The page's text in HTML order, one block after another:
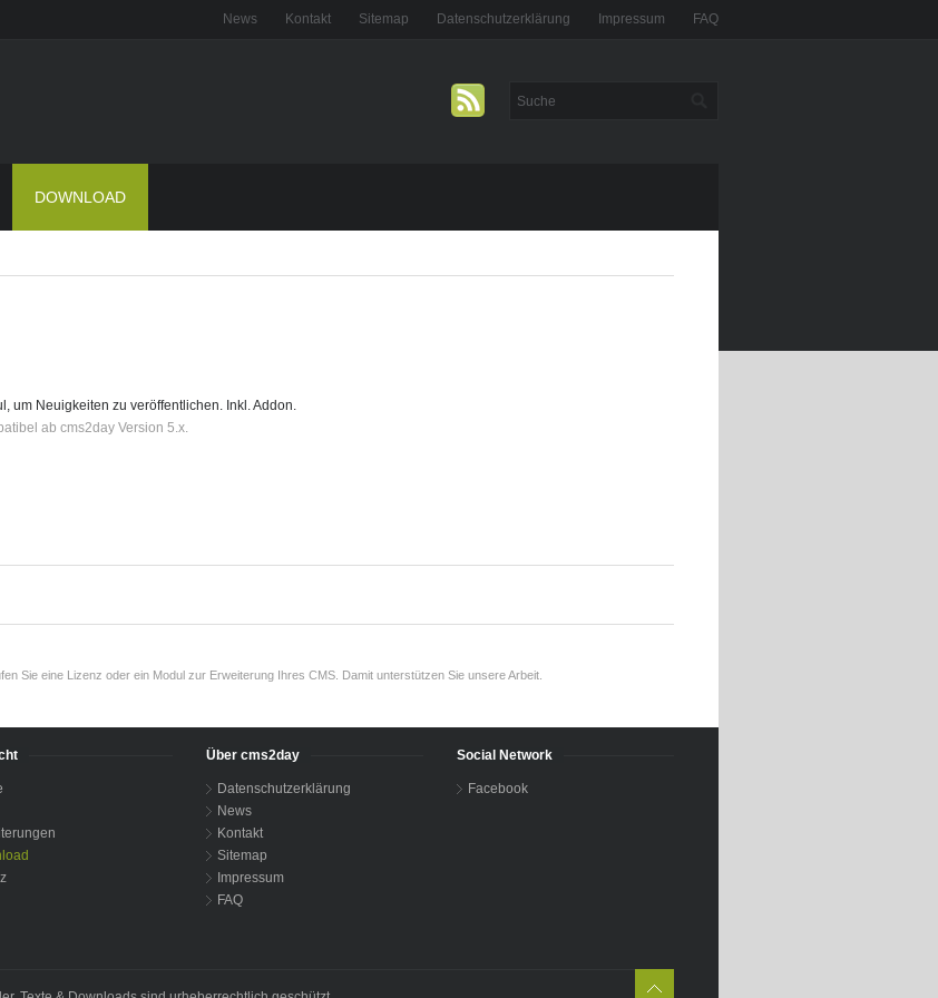
News Kontakt Sitemap Datenschutzerklärung Impressum FAQ
DOWNLOAD
um Neuigkeiten zu veröffentlichen. Inkl. Addon.
ab cms2day Version 5.x.
Sie eine Lizenz oder ein Modul zur Erweiterung Ihres CMS. Damit unterstützen Sie unsere Arbeit.
Über cms2day
Datenschutzerklärung
News
Kontakt
Sitemap
Impressum
FAQ
Social Network
Facebook